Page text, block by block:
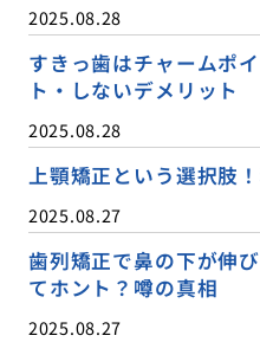
2025.08.28
すきっ歯はチャームポ
ト・しないデメリット
2025.08.28
上顎矯正という選択肢
2025.08.27
歯列矯正で鼻の下が伸
てホント？噂の真相
2025.08.27